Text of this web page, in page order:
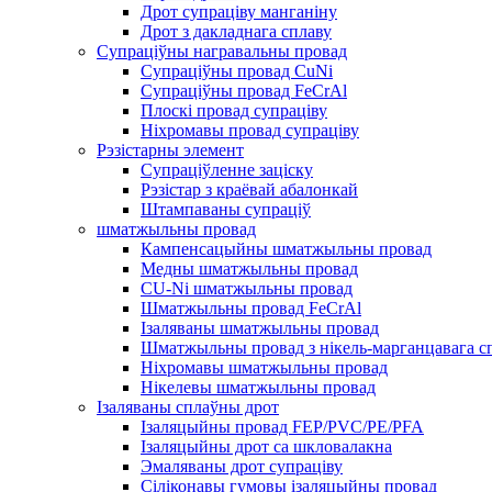
Дрот супраціву манганіну
Дрот з дакладнага сплаву
Супраціўны награвальны провад
Супраціўны провад CuNi
Супраціўны провад FeCrAl
Плоскі провад супраціву
Ніхромавы провад супраціву
Рэзістарны элемент
Супраціўленне заціску
Рэзістар з краёвай абалонкай
Штампаваны супраціў
шматжыльны провад
Кампенсацыйны шматжыльны провад
Медны шматжыльны провад
CU-Ni шматжыльны провад
Шматжыльны провад FeCrAl
Ізаляваны шматжыльны провад
Шматжыльны провад з нікель-марганцавага
Ніхромавы шматжыльны провад
Нікелевы шматжыльны провад
Ізаляваны сплаўны дрот
Ізаляцыйны провад FEP/PVC/PE/PFA
Ізаляцыйны дрот са шкловалакна
Эмаляваны дрот супраціву
Сіліконавы гумовы ізаляцыйны провад